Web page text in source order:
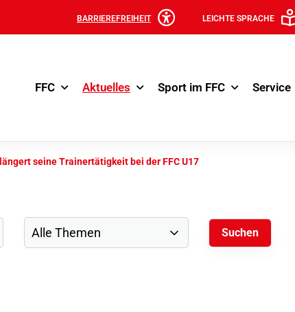
BARRIEREFREIHEIT LEICHTE SPRACHE
FFC Aktuelles Sport im FFC Service
seine Trainertätigkeit bei der FFC U17